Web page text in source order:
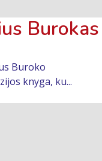
Burokas
Buroko
knyga, ku...